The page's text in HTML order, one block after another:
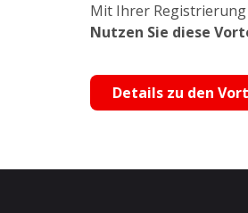
Mit Ihrer Registrierung
Nutzen Sie diese
Details zu den